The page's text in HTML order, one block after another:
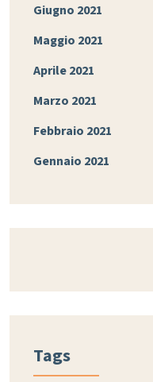
Giugno 2021
Maggio 2021
Aprile 2021
Marzo 2021
Febbraio 2021
Gennaio 2021
Tags